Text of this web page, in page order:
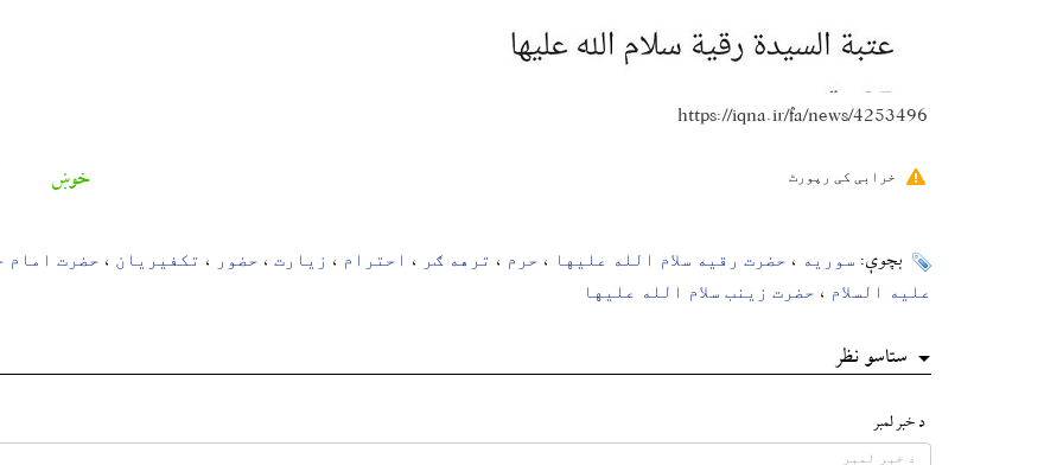
https://iqna.ir/fa/news/4253496
خوښ خرابی کی رپورٹ
بچوې: سوریه ، حضرت رقیه سلام الله علیها ، حرم ، ترهه ګر ، احترام ، زیارت ، حضور ، تکفیریان ، حضرت امام
علیه السلام ، حضرت زینب سلام الله علیها
ستاسو نظر
د خبر لمبر